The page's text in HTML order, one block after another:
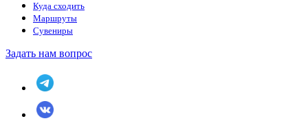
Куда сходить
Маршруты
Сувениры
Задать нам вопрос